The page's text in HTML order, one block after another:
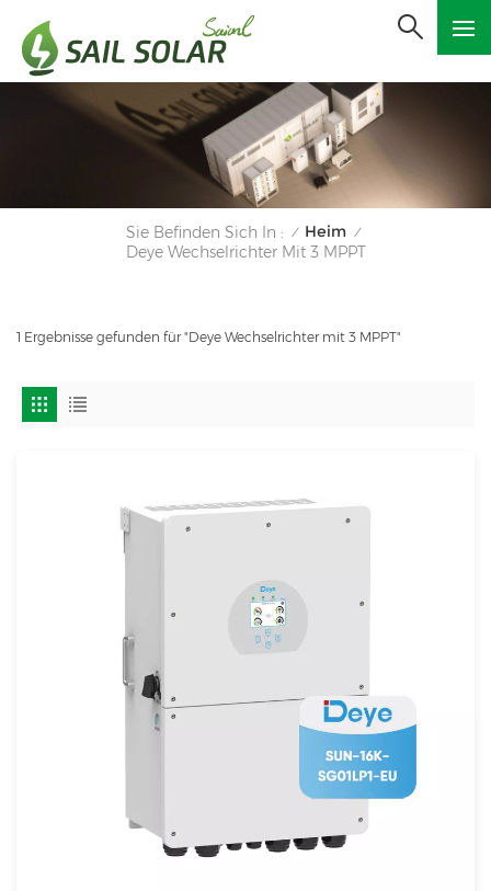
Sie Befinden Sich In : / Heim /
Deye Wechselrichter Mit 3 MPPT
1 Ergebnisse gefunden für "Deye Wechselrichter mit 3 MPPT"